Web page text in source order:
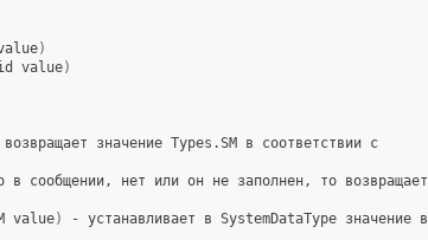
)
value)
возвращает значение Types.SM в соответствии с
в сообщении, нет или он не заполнен, то возвращает
value) - устанавливает в SystemDataType значение в